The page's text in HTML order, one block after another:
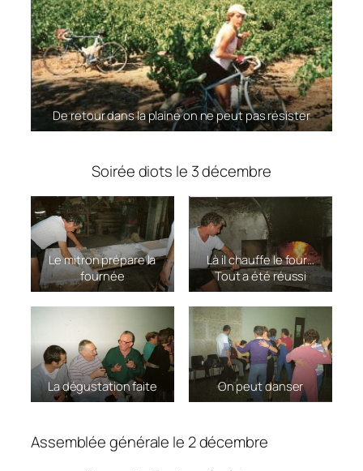
De retour dans la plaine on ne peut pas résister
Soirée diots le 3 décembre
Le mitron prépare la
fournée
Là il chauffe le four…
Tout a été réussi
La dégustation faite On peut danser
Assemblée générale le 2 décembre